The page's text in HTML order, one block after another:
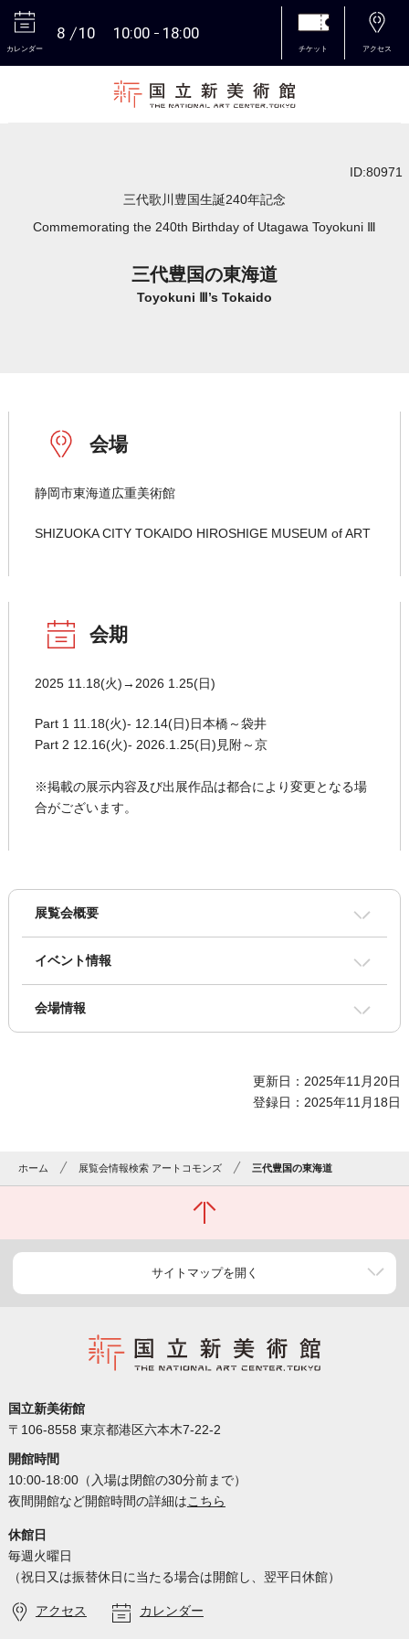
カレンダー
8 10 10:00 18:00
チケット アクセス
ID:80971
三代歌川豊国生誕240年記念
Commemorating the 240th Birthday of Utagawa Toyokuni Ⅲ
三代豊国の東海道
Toyokuni Ⅲ’s Tokaido
会場
静岡市東海道広重美術館
SHIZUOKA CITY TOKAIDO HIROSHIGE MUSEUM of ART
会期
2025 11.18(火)→2026 1.25(日)
Part 1 11.18(火)- 12.14(日)日本橋～袋井
Part 2 12.16(火)- 2026.1.25(日)見附～京
※掲載の展示内容及び出展作品は都合により変更となる場
合がございます。
展覧会概要
イベント情報
会場情報
更新日：2025年11月20日
登録日：2025年11月18日
ホーム 展覧会情報検索 アートコモンズ 三代豊国の東海道
サイトマップを開く
国立新美術館
〒106-8558 東京都港区六本木7-22-2
開館時間
10:00-18:00（入場は閉館の30分前まで）
夜間開館など開館時間の詳細はこちら
休館日
毎週火曜日
（祝日又は振替休日に当たる場合は開館し、翌平日休館）
アクセス カレンダー